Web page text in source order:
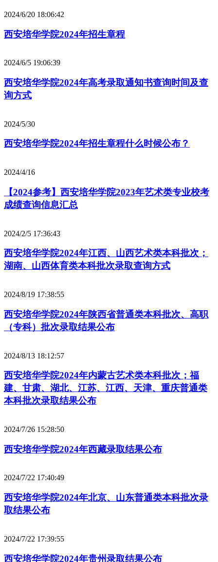
2024/6/20 18:06:42
西安培华学院2024年招生章程
2024/6/5 19:06:39
西安培华学院2024年高考录取通知书查询时间及查
询方式
2024/5/30
西安培华学院2024年招生章程什么时候公布？
2024/4/16
【2024参考】西安培华学院2023年艺术类专业校考
成绩查询信息汇总
2024/2/5 17:36:43
西安培华学院2024年江西、山西艺术类本科批次；
湖南、山西体育类本科批次录取查询方式
2024/8/19 17:38:55
西安培华学院2024年陕西省普通类本科批次、高职
（专科）批次录取结果公布
2024/8/13 18:12:57
西安培华学院2024年内蒙古艺术类本科批次；福
建、甘肃、湖北、江苏、江西、天津、重庆普通类
本科批次录取结果公布
2024/7/26 15:28:50
西安培华学院2024年西藏录取结果公布
2024/7/22 17:40:49
西安培华学院2024年北京、山东普通类本科批次录
取结果公布
2024/7/22 17:39:55
西安培华学院2024年贵州录取结果公布